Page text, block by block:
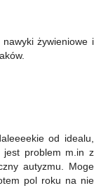
żywieniowe i
od idealu,
jest problem m.in z
autyzmu. Moge
pol roku na nie